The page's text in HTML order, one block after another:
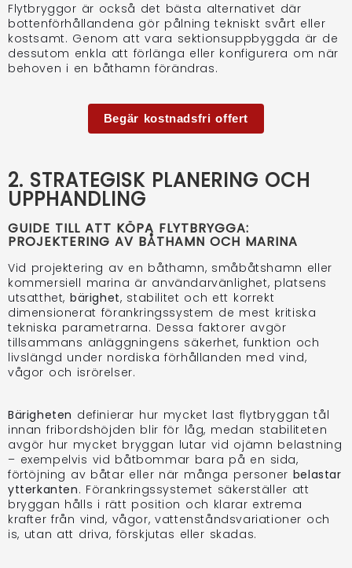
Flytbryggor är också det bästa alternativet där
bottenförhållandena gör pålning tekniskt svårt eller
kostsamt. Genom att vara sektionsuppbyggda är de
dessutom enkla att förlänga eller konfigurera om när
behoven i en båthamn förändras.
Begär kostnadsfri offert
2. STRATEGISK PLANERING OCH
UPPHANDLING
GUIDE TILL ATT KÖPA FLYTBRYGGA:
PROJEKTERING AV BÅTHAMN OCH MARINA
Vid projektering av en båthamn, småbåtshamn eller
kommersiell marina är användarvänlighet, platsens
utsatthet, bärighet, stabilitet och ett korrekt
dimensionerat förankringssystem de mest kritiska
tekniska parametrarna. Dessa faktorer avgör
tillsammans anläggningens säkerhet, funktion och
livslängd under nordiska förhållanden med vind,
vågor och isrörelser.
Bärigheten definierar hur mycket last flytbryggan tål
innan fribordshöjden blir för låg, medan stabiliteten
avgör hur mycket bryggan lutar vid ojämn belastning
– exempelvis vid båtbommar bara på en sida,
förtöjning av båtar eller när många personer belastar
ytterkanten. Förankringssystemet säkerställer att
bryggan hålls i rätt position och klarar extrema
krafter från vind, vågor, vattenståndsvariationer och
is, utan att driva, förskjutas eller skadas.